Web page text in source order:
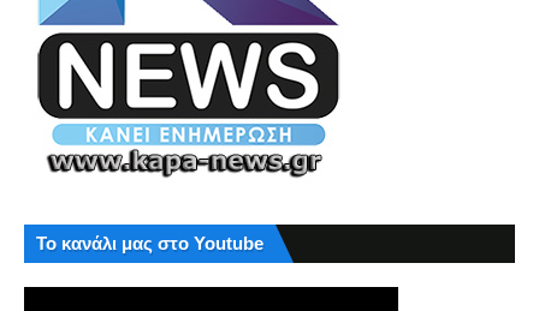
Το κανάλι μας στο Youtube